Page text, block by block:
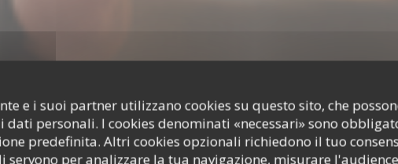
e i suoi partner utilizzano cookies su questo sito, che
dati personali. I cookies denominati «necessari» sono
predefinita. Altri cookies opzionali richiedono il tuo
servono per analizzare la tua navigazione, misurare